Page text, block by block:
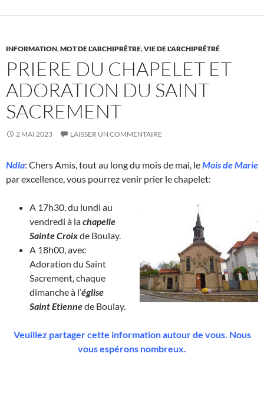
INFORMATION,MOT DE L'ARCHIPRÊTRE,VIE DE L'ARCHIPRÊTRÉ
PRIERE DU CHAPELET ET
ADORATION DU SAINT
SACREMENT
2 MAI 2023 LAISSER UN COMMENTAIRE
Ndla: Chers Amis, tout au long du mois de mai, leMois de Marie
par excellence, vous pourrez venir prier le chapelet:
A 17h30, du lundi au
vendredi à lachapelle
Sainte Croixde Boulay.
A 18h00, avec
Adoration du Saint
Sacrement, chaque
dimanche à l’église
Saint Etiennede Boulay.
Veuillez partager cette information autour de vous. Nous
vous espérons nombreux.